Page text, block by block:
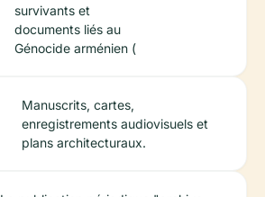
survivants et
documents liés au
Génocide arménien (
Manuscrits, cartes,
enregistrements audiovisuels et
plans architecturaux.